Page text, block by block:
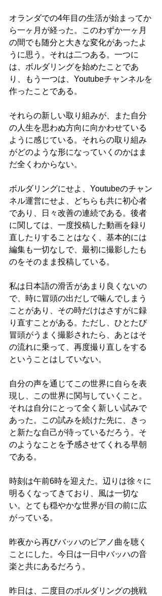
オランダでの4年目の生活が始まってか
ら一ヶ月が経った。このわずか一ヶ月
の間でも随分と大きな変化があったよ
うに思う。それは二つある。一つに
は、ボルダリングを始めたことであ
り、もう一つは、Youtubeチャンネルを
作ったことである。
それらの新しい取り組みが、また自分
の人生を思わぬ方向に向かわせている
ように感じている。それらの取り組み
がどのような形になっていくのかはま
だ全くわからない。
ボルダリングにせよ、Youtubeのチャン
ネル運営にせよ、どちらも共に初心者
であり、日々改善の連続である。後者
に関しては、一度投稿した動画を録り
直したりすることはなく、基本的には
編集も一切なしで、最初に撮影したも
のをそのまま投稿している。
私は日本語の滑舌があまり良くないの
で、時に冒頭の出だしで噛んでしまう
ことがあり、その時だけはさすがに録
り直すことがある。ただし、ひとたび
冒頭がうまく撮影されたら、あとはそ
の流れに乗って、再度撮り直しをする
ということはしていない。
自分の声を通じてこの世界に自らを表
現し、この世界に関与していくこと。
それは自分にとって全く新しい試みで
あった。この試みを続けた先に、きっ
と新たな自己が待っているだろう。そ
のようなことを予感させてくれる早朝
である。
時刻は午前6時を迎えた。辺りは徐々に
明るくなってきており、風は一切な
い。とても穏やかな世界が目の前に広
がっている。
昨夜から再びバッハのピアノ曲を聴く
ことにした。今日は一日中バッハの音
楽と共にあるだろう。
昨日は、二度目のボルダリングの挑戦